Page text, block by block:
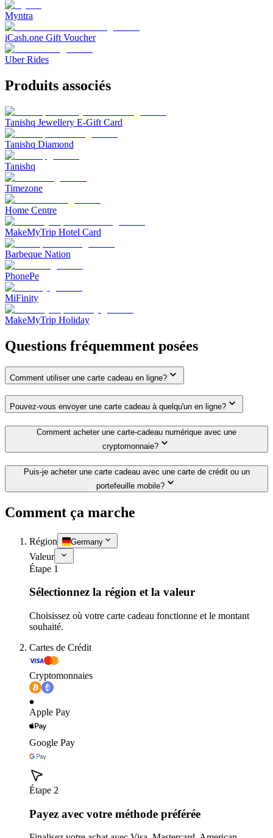
Myntra
iCash.one Gift Voucher
Uber Rides
Produits associés
Tanishq Jewellery E-Gift Card
Tanishq Diamond
Tanishq
Timezone
Home Centre
MakeMyTrip Hotel Card
Barbeque Nation
PhonePe
MiFinity
MakeMyTrip Holiday
Questions fréquemment posées
Comment utiliser une carte cadeau en ligne?
Pouvez-vous envoyer une carte cadeau à quelqu'un en ligne?
Comment acheter une carte-cadeau numérique avec une
cryptomonnaie?
Puis-je acheter une carte cadeau avec une carte de crédit ou un
portefeuille mobile?
Comment ça marche
Région Germany
Valeur
Étape 1
Sélectionnez la région et la valeur
Choisissez où votre carte cadeau fonctionne et le montant
souhaité.
Cartes de Crédit
Cryptomonnaies
Apple Pay
Google Pay
Étape 2
Payez avec votre méthode préférée